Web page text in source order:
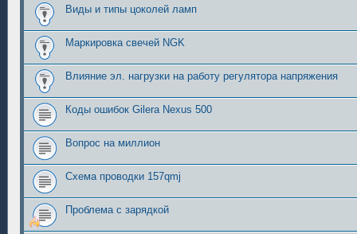
Виды и типы цоколей ламп
Маркировка свечей NGK
Влияние эл. нагрузки на работу регулятора напряжения
Коды ошибок Gilera Nexus 500
Вопрос на миллион
Схема проводки 157qmj
Проблема с зарядкой